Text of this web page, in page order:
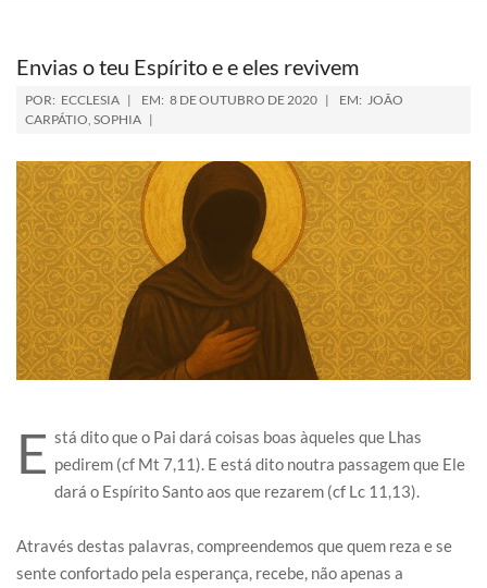
Envias o teu Espírito e e eles revivem
POR: ECCLESIA EM: 8 DE OUTUBRO DE 2020 EM: JOÃO
CARPÁTIO, SOPHIA
E stá dito que o Pai dará coisas boas àqueles que Lhas
pedirem (cf Mt 7,11). E está dito noutra passagem que Ele
dará o Espírito Santo aos que rezarem (cf Lc 11,13).
Através destas palavras, compreendemos que quem reza e se
sente confortado pela esperança, recebe, não apenas a